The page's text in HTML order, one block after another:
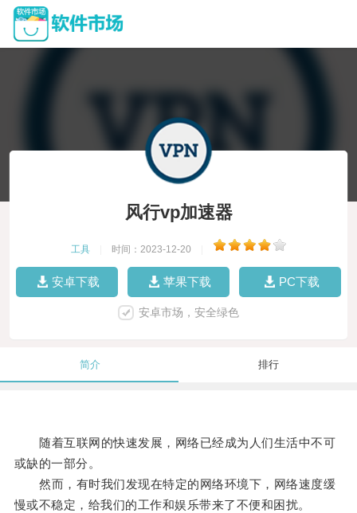
风行vp加速器
工具 时间：2023-12-20
安卓下载 苹果下载 PC下载
安卓市场，安全绿色
简介 排行
随着互联网的快速发展，网络已经成为人们生活中不可
或缺的一部分。
然而，有时我们发现在特定的网络环境下，网络速度缓
慢或不稳定，给我们的工作和娱乐带来了不便和困扰。